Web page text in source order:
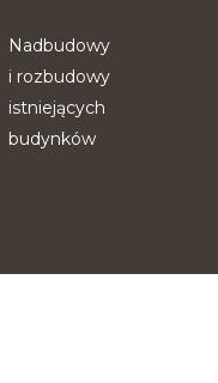
Nadbudowy
i rozbudowy
istniejących
budynków